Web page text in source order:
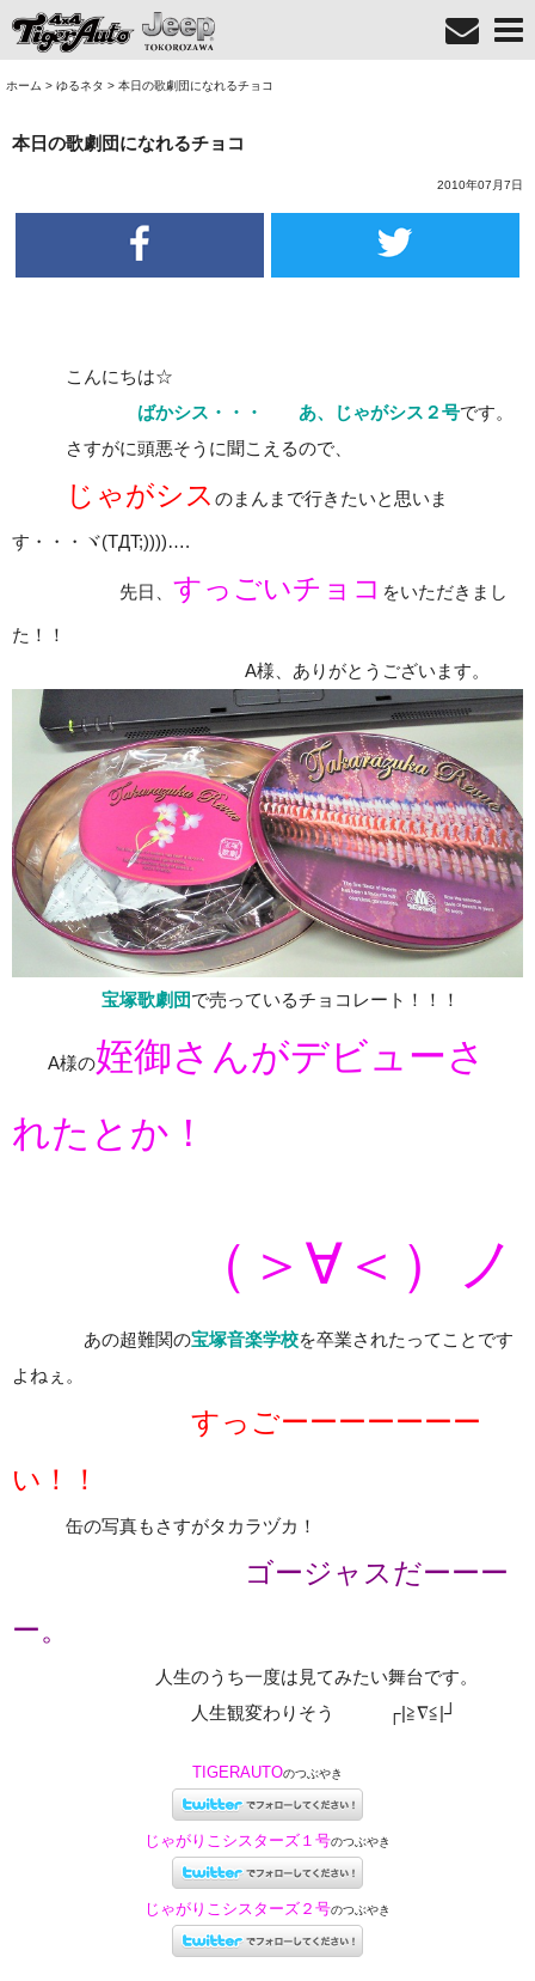
ホーム > ゆるネタ > 本日の歌劇団になれるチョコ
本日の歌劇団になれるチョコ
2010年07月7日
こんにちは☆
ばかシス・・・ あ、じゃがシス２号です。
さすがに頭悪そうに聞こえるので、
じゃがシス のまんまで行きたいと思いま
す・・・ヾ(TДT;))))….
先日、 すっごいチョコ をいただきまし
た！！
A様、ありがとうございます。
宝塚歌劇団で売っているチョコレート！！！
A様の姪御さんがデビューさ
れたとか！
（＞∀＜）ノ
あの超難関の宝塚音楽学校を卒業されたってことです
よねぇ。
すっごーーーーーーー
い！！
缶の写真もさすがタカラヅカ！
ゴージャスだーーー
ー。
人生のうち一度は見てみたい舞台です。
人生観変わりそう ┌|≧∇≦|┘
TIGERAUTOのつぶやき
じゃがりこシスターズ１号のつぶやき
じゃがりこシスターズ２号のつぶやき